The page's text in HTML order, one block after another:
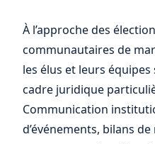
vos
À l’approche des
communautaires de
les élus et leurs
cadre juridique
Communication
d’événements, bilans